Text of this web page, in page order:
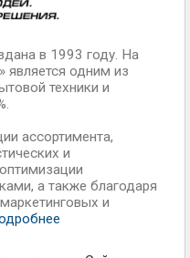
в 1993 году. На
является одним из
техники и
ассортимента,
и
а также благодаря
и